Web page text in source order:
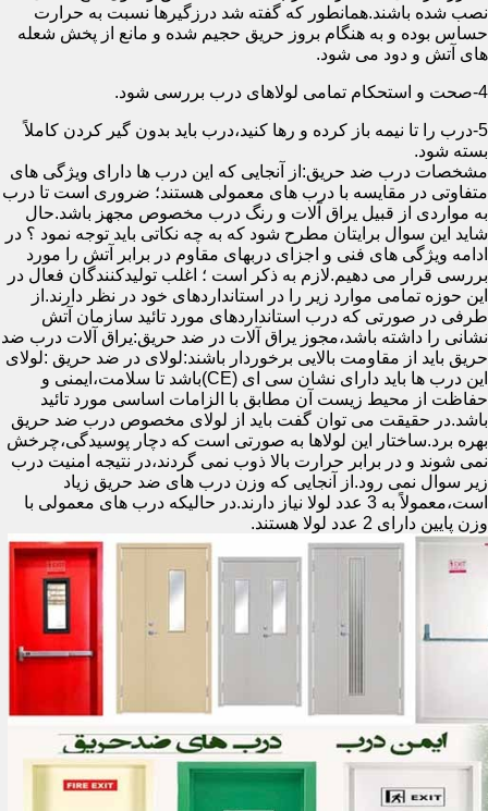
نصب شده باشند.همانطور که گفته شد درزگیرها نسبت به حرارت
حساس بوده و به هنگام بروز حریق حجیم شده و مانع از پخش شعله
های آتش و دود می شود.
4-صحت و استحکام تمامی لولاهای درب بررسی شود.
5-درب را تا نیمه باز کرده و رها کنید،درب باید بدون گیر کردن کاملاً
بسته شود.
مشخصات درب ضد حریق:از آنجایی که این درب ها دارای ویژگی های
متفاوتی در مقایسه با درب های معمولی هستند؛ ضروری است تا درب
به مواردی از قبیل یراق آلات و رنگ درب مخصوص مجهز باشد.حال
شاید این سوال برایتان مطرح شود که به چه نکاتی باید توجه نمود ؟ در
ادامه ویژگی های فنی و اجزای دربهای مقاوم در برابر آتش را مورد
بررسی قرار می دهیم.لازم به ذکر است ؛ اغلب تولیدکنندگان فعال در
این حوزه تمامی موارد زیر را در استانداردهای خود در نظر دارند.از
طرفی در صورتی که درب استانداردهای مورد تائید سازمان آتش
نشانی را داشته باشد،مجوز یراق آلات در ضد حریق:یراق آلات درب ضد
حریق باید از مقاومت بالایی برخوردار باشند:لولای در ضد حریق :لولای
این درب ها باید دارای نشان سی ای (CE)باشد تا سلامت،ایمنی و
حفاظت از محیط زیست آن مطابق با الزامات اساسی مورد تائید
باشد.در حقیقت می توان گفت باید از لولای مخصوص درب ضد حریق
بهره برد.ساختار این لولاها به صورتی است که دچار پوسیدگی،چرخش
نمی شوند و در برابر حرارت بالا ذوب نمی گردند،در نتیجه امنیت درب
زیر سوال نمی رود.از آنجایی که وزن درب های ضد حریق زیاد
است،معمولاً به 3 عدد لولا نیاز دارند.در حالیکه درب های معمولی با
وزن پایین دارای 2 عدد لولا هستند.